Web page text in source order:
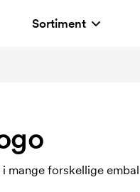
Sortiment
forskellige